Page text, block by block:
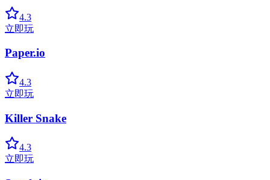
4.3
立即玩
Paper.io
4.3
立即玩
Killer Snake
4.3
立即玩